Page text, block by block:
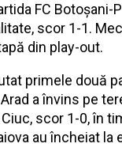
FC Botoșani-
scor 1-1.
din play-out.
primele două
a învins pe
scor 1-0, în
au încheiat la